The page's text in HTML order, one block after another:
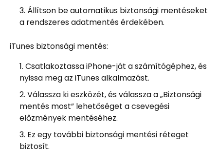
Állítson be automatikus biztonsági mentéseket
a rendszeres adatmentés érdekében.
iTunes biztonsági mentés:
Csatlakoztassa iPhone-ját a számítógéphez, és
nyissa meg az iTunes alkalmazást.
Válassza ki eszközét, és válassza a „Biztonsági
mentés most” lehetőséget a csevegési
előzmények mentéséhez.
Ez egy további biztonsági mentési réteget
biztosít.